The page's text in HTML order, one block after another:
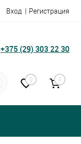
Вход Регистрация
+375 (29) 303 22 30
0 0